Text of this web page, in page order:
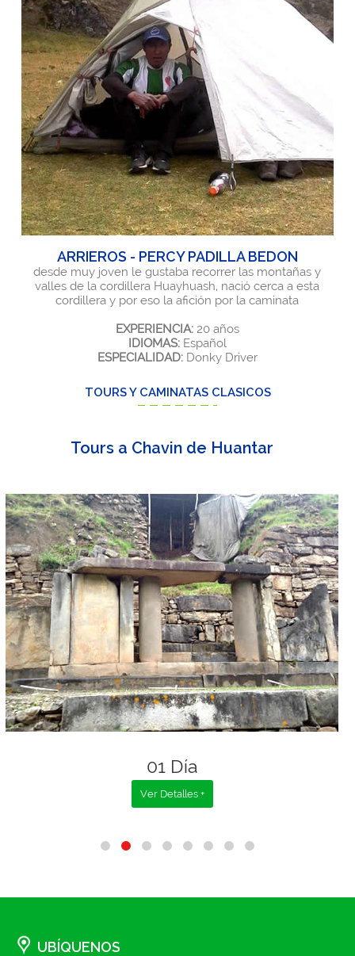
ARRIEROS - PERCY PADILLA BEDON
desde muy joven le gustaba recorrer las montañas y
valles de la cordillera Huayhuash, nació cerca a esta
cordillera y por eso la afición por la caminata
EXPERIENCIA:20 años
IDIOMAS:Español
ESPECIALIDAD:Donky Driver
TOURS Y CAMINATAS CLASICOS
Tours Nevado Pastoruri
01 Día
Ver Detalles +
UBÍQUENOS